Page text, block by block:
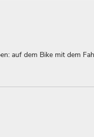
auf dem Bike mit dem